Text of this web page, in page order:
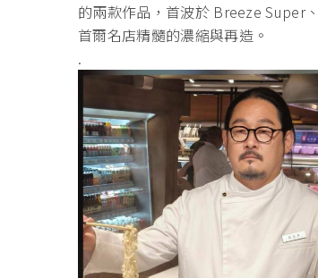
的兩款作品，首波於 Breeze Super
首爾名店精髓的濃縮與再造。
.